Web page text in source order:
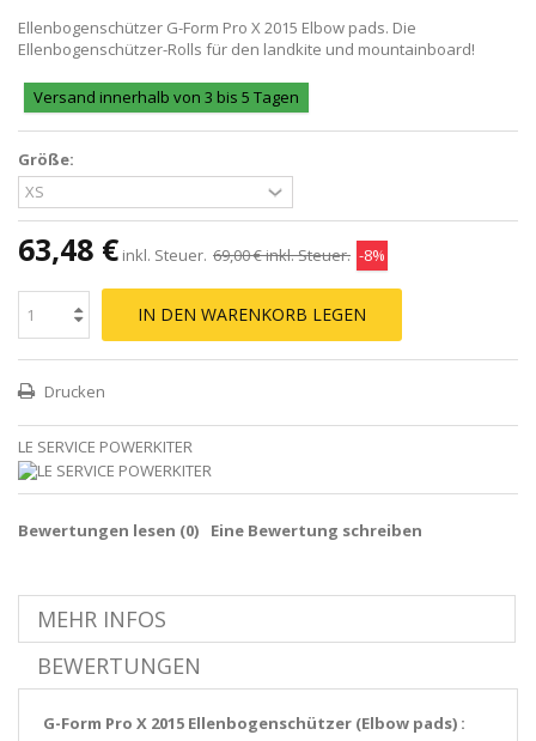
Ellenbogenschützer G-Form Pro X 2015 Elbow pads. Die
Ellenbogenschützer-Rolls für den landkite und mountainboard!
Versand innerhalb von 3 bis 5 Tagen
Größe:
63,48 € inkl. Steuer. 69,00 €inkl. Steuer. -8%
IN DEN WARENKORB LEGEN
Drucken
LE SERVICE POWERKITER
Bewertungen lesen (0) Eine Bewertung schreiben
MEHR INFOS
BEWERTUNGEN
G-Form Pro X 2015 Ellenbogenschützer (Elbow pads) :